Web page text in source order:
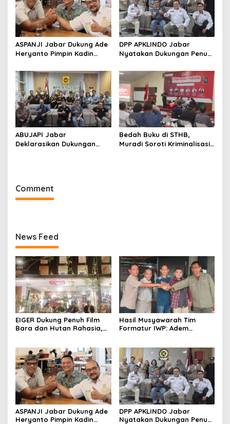
ASPANJI Jabar Dukung Ade
Heryanto Pimpin Kadin
2026–2031
DPP APKLINDO Jabar
Nyatakan Dukungan Penuh
Muskot Kadin Kota
Bandung
ABUJAPI Jabar
Deklarasikan Dukungan
Bedah Buku di STHB,
Muradi Soroti Kriminalisasi
Comment
News Feed
EIGER Dukung Penuh Film
Bara dan Hutan Rahasia,
Hasil Musyawarah Tim
Formatur IWP: Adem
2026–2028
ASPANJI Jabar Dukung Ade
Heryanto Pimpin Kadin
DPP APKLINDO Jabar
Nyatakan Dukungan Penuh